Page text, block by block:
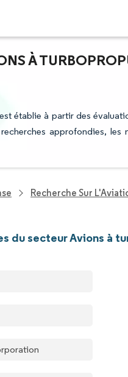
À
établie à partir des
approfondies, les
Recherche Sur
du secteur Avions à